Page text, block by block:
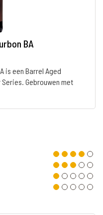
BA
is een Barrel Aged
Gebrouwen met